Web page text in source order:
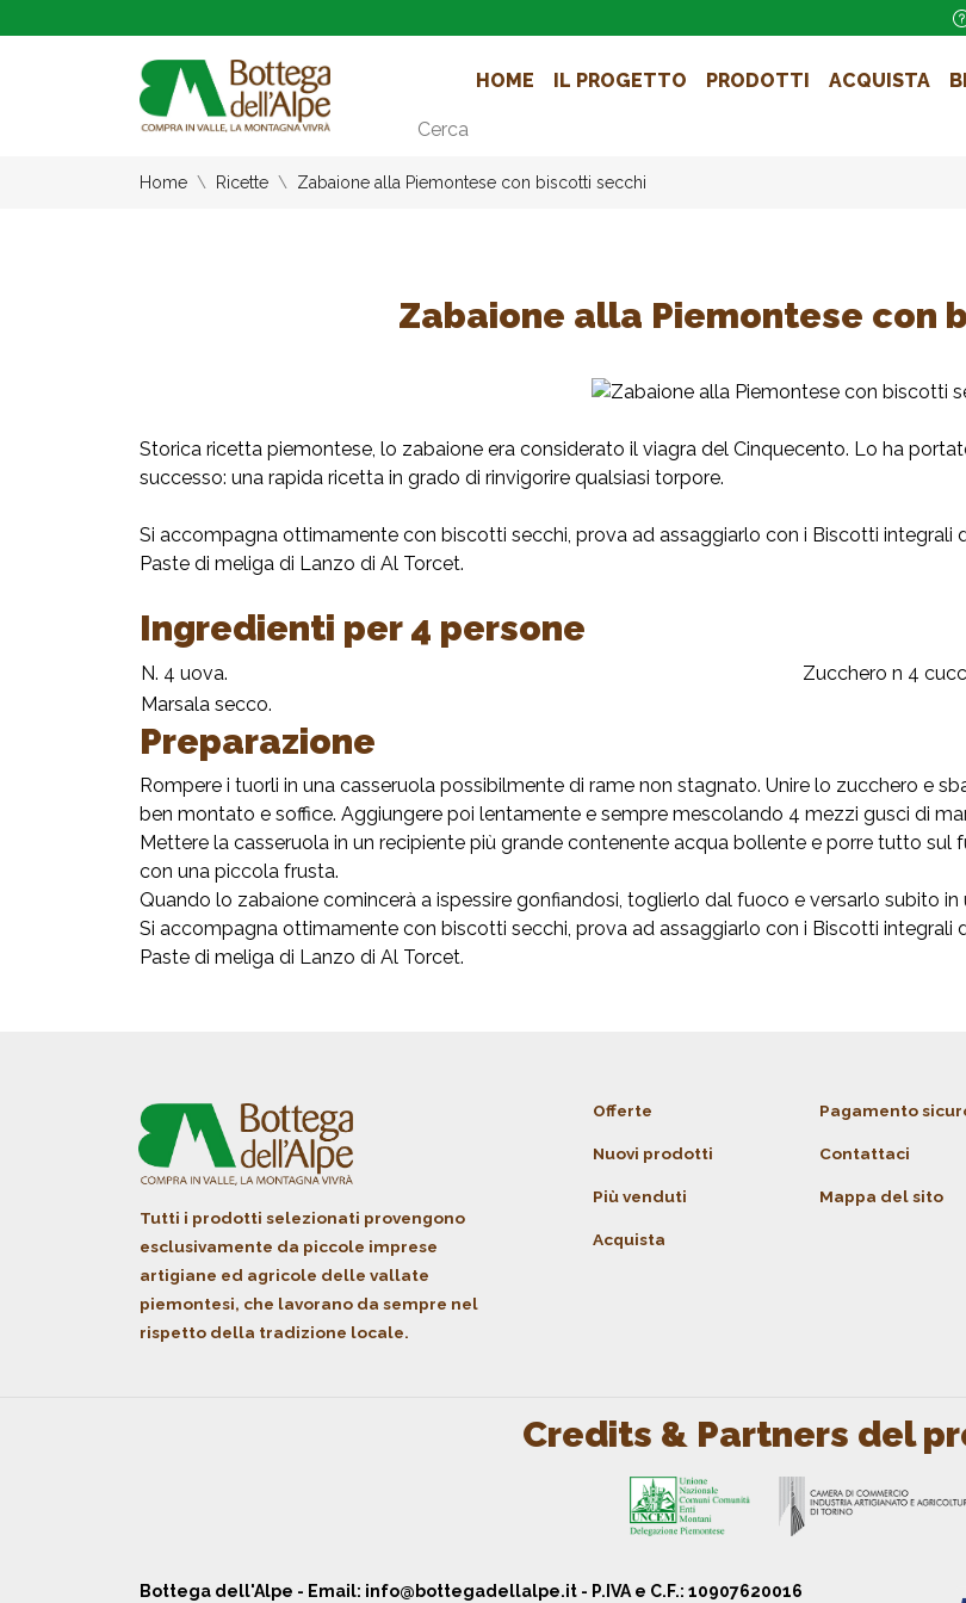
HOME IL PROGETTO PRODOTTI ACQUISTA
Cerca
Home Ricette Zabaione alla Piemontese con biscotti secchi
Zabaione alla Piemontese con
Storica ricetta piemontese, lo zabaione era considerato il viagra del Cinquecento. Lo ha
successo: una rapida ricetta in grado di rinvigorire qualsiasi torpore.
Si accompagna ottimamente con biscotti secchi, prova ad assaggiarlo con i Biscotti integrali
Paste di meliga di Lanzo di Al Torcet.
Ingredienti per 4 persone
N. 4 uova.
Zucchero n 4
Marsala secco.
Preparazione
Rompere i tuorli in una casseruola possibilmente di rame non stagnato. Unire lo zucchero e
ben montato e soffice. Aggiungere poi lentamente e sempre mescolando 4 mezzi gusci di
Mettere la casseruola in un recipiente più grande contenente acqua bollente e porre tutto
con una piccola frusta.
Quando lo zabaione comincerà a ispessire gonfiandosi, toglierlo dal fuoco e versarlo subito
Si accompagna ottimamente con biscotti secchi, prova ad assaggiarlo con i Biscotti integrali
Paste di meliga di Lanzo di Al Torcet.
Tutti i prodotti selezionati provengono
esclusivamente da piccole imprese
artigiane ed agricole delle vallate
piemontesi, che lavorano da sempre nel
rispetto della tradizione locale.
Offerte
Nuovi prodotti
Più venduti
Acquista
Pagamento
Contattaci
Mappa del sito
Credits & Partners del
Bottega dell'Alpe - Email: info@bottegadellalpe.it - P.IVA e C.F.: 10907620016